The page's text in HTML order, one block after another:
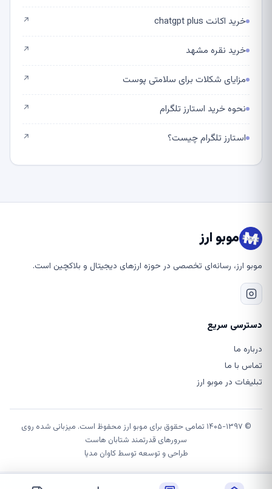
خرید اکانت chatgpt plus ↗
خرید نقره مشهد ↗
مزایای شکلات برای سلامتی پوست ↗
نحوه خرید استارز تلگرام ↗
استارز تلگرام چیست؟ ↗
موبو ارز
موبو ارز، رسانه‌ای تخصصی در حوزه ارزهای دیجیتال و بلاکچین است.
دسترسی سریع
درباره ما
تماس با ما
تبلیغات در موبو ارز
© ۱۴۰۵-۱۳۹۷ تمامی حقوق برای موبو ارز محفوظ است. میزبانی شده روی
سرورهای قدرتمند شتابان هاست
طراحی و توسعه توسطکاوان مدیا